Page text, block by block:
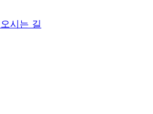
오시는 길